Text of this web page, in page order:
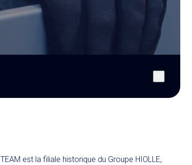
TEAM est la filiale historique du Groupe HIOLLE,